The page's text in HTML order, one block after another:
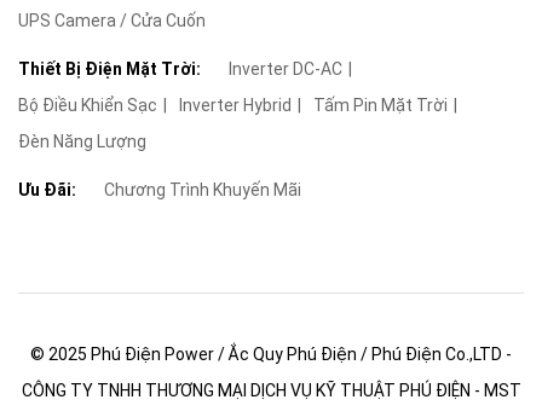
UPS Camera / Cửa Cuốn
Thiết Bị Điện Mặt Trời:
Inverter DC-AC
Bộ Điều Khiển Sạc
Inverter Hybrid
Tấm Pin Mặt Trời
Đèn Năng Lượng
Ưu Đãi: Chương Trình Khuyến Mãi
© 2025 Phú Điện Power / Ắc Quy Phú Điện / Phú Điện Co.,LTD -
CÔNG TY TNHH THƯƠNG MẠI DỊCH VỤ KỸ THUẬT PHÚ ĐIỆN - MST